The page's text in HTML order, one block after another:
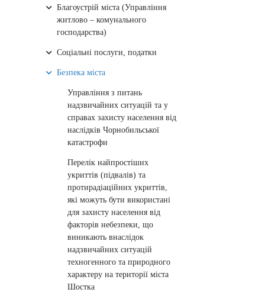
Благоустрій міста (Управління
житлово – комунального
господарства)
Соціальні послуги, податки
Безпека міста
Управління з питань
надзвичайних ситуацій та у
справах захисту населення від
наслідків Чорнобильської
катастрофи
Перелік найпростіших
укриттів (підвалів) та
протирадіаційних укриттів,
які можуть бути використані
для захисту населення від
факторів небезпеки, що
виникають внаслідок
надзвичайних ситуацій
техногенного та природного
характеру на території міста
Шостка